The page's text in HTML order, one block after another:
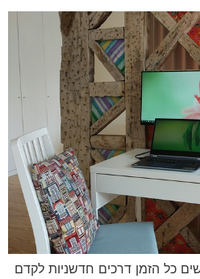
כל הזמן דרכים חדשניות לקדם